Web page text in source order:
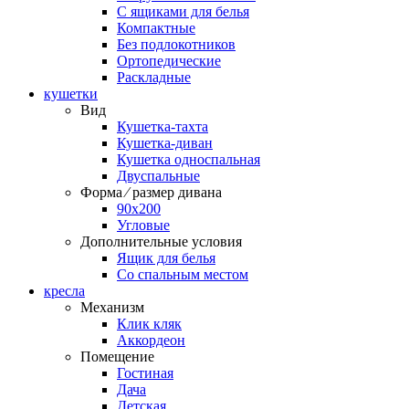
С ящиками для белья
Компактные
Без подлокотников
Ортопедические
Раскладные
кушетки
Вид
Кушетка-тахта
Кушетка-диван
Кушетка односпальная
Двуспальные
Форма ⁄ размер дивана
90х200
Угловые
Дополнительные условия
Ящик для белья
Со спальным местом
кресла
Механизм
Клик кляк
Аккордеон
Помещение
Гостиная
Дача
Детская